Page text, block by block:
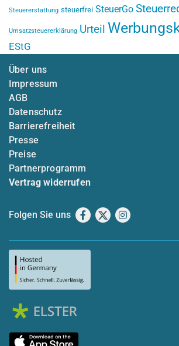
Steuererstattung steuerfrei SteuerGo
Umsatzsteuererklärung Urteil
EStG
Über uns
Impressum
AGB
Datenschutz
Barrierefreiheit
Presse
Preise
Partnerprogramm
Vertrag widerrufen
Folgen Sie uns Facebook
X Instagram